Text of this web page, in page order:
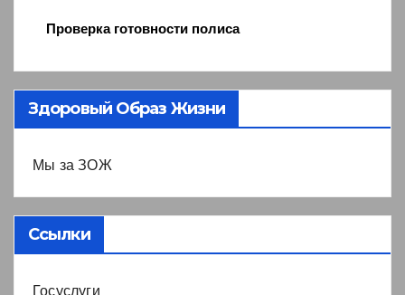
Проверка готовности полиса
Здоровый Образ Жизни
Мы за ЗОЖ
Ссылки
Госуслуги